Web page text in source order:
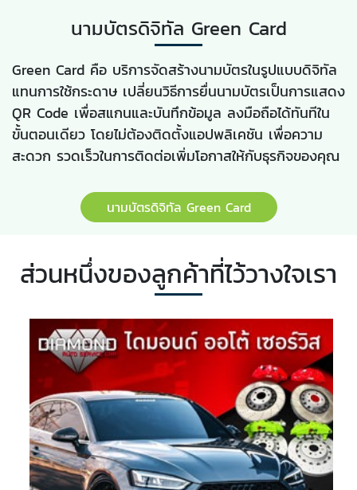
นามบัตรดิจิทัล Green Card
Green Card คือ บริการจัดสร้างนามบัตรในรูปแบบดิจิทัล
แทนการใช้กระดาษ เปลี่ยนวิธีการยื่นนามบัตรเป็นการแสดง
QR Code เพื่อสแกนและบันทึกข้อมูล ลงมือถือได้ทันทีใน
ขั้นตอนเดียว โดยไม่ต้องติดตั้งแอปพลิเคชัน เพื่อความ
สะดวก รวดเร็วในการติดต่อเพิ่มโอกาสให้กับธุรกิจของคุณ
นามบัตรดิจิทัล Green Card
ส่วนหนึ่งของลูกค้าที่ไว้วางใจเรา